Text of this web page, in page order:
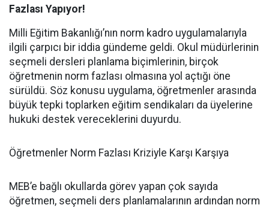
Fazlası Yapıyor!
Milli Eğitim Bakanlığı’nın norm kadro uygulamalarıyla
ilgili çarpıcı bir iddia gündeme geldi. Okul müdürlerinin
seçmeli dersleri planlama biçimlerinin, birçok
öğretmenin norm fazlası olmasına yol açtığı öne
sürüldü. Söz konusu uygulama, öğretmenler arasında
büyük tepki toplarken eğitim sendikaları da üyelerine
hukuki destek vereceklerini duyurdu.
Öğretmenler Norm Fazlası Kriziyle Karşı Karşıya
MEB’e bağlı okullarda görev yapan çok sayıda
öğretmen, seçmeli ders planlamalarının ardından norm